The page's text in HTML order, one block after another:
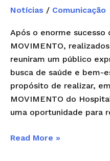
Notícias / Comunicação
Após o enorme sucesso
MOVIMENTO,
reuniram um público
busca de saúde e bem-
propósito de realizar,
MOVIMENTO do
uma oportunidade para
Joias
Divulgação
Read More »